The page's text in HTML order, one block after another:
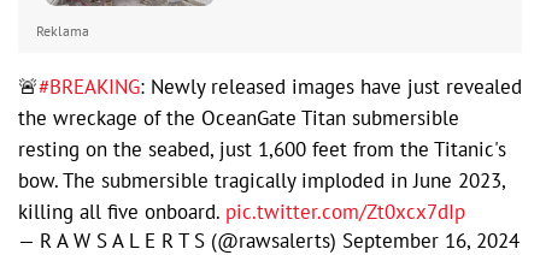
Reklama
🚨#BREAKING: Newly released images have just revealed
the wreckage of the OceanGate Titan submersible
resting on the seabed, just 1,600 feet from the Titanic's
bow. The submersible tragically imploded in June 2023,
killing all five onboard. pic.twitter.com/Zt0xcx7dIp
— R A W S A L E R T S (@rawsalerts) September 16, 2024